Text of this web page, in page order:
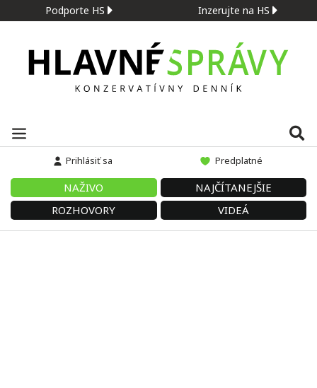
Podporte HS Inzerujte na HS
Prihlásiť sa Predplatné
NAŽIVO
NAJČÍTANEJŠIE
ROZHOVORY
VIDEÁ